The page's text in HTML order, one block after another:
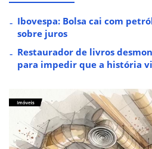
Ibovespa: Bolsa cai com
sobre juros
Restaurador de livros
para impedir que a história